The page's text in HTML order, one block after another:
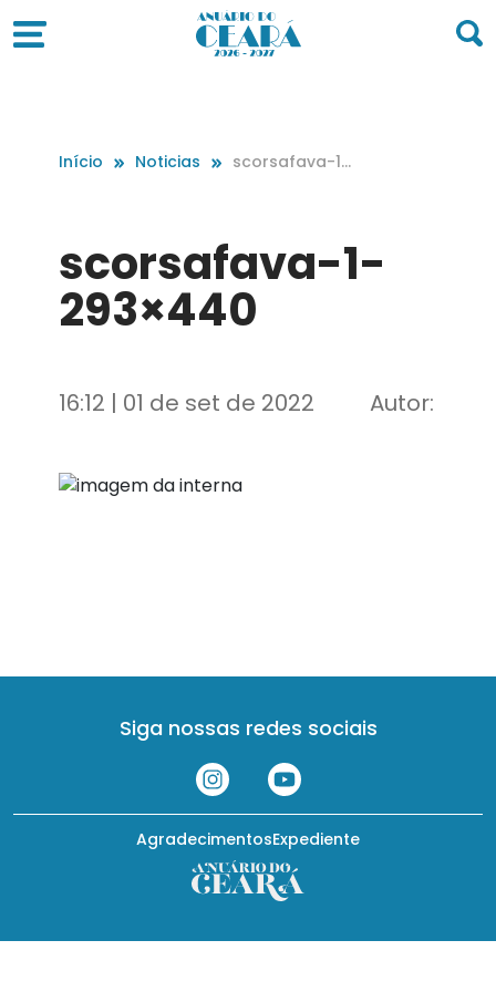
Início Noticias
scorsafava-1-
scorsafava-1-
293×440
16:12 | 01 de set de 2022 Autor:
Siga nossas redes sociais
Expediente
Agradecimentos